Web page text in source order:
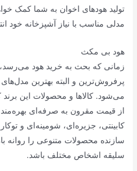
تولید هودهای اخوان به شما کمک
مدلی مناسب با نیاز آشپزخانه خود
هود بی مکث
زمانی که بحث به خرید هود
پرفروش‌ترین و البته بهترین
می‌شود. کالاها و محصولات این
از قیمت مقرون به صرفه‌ای بهره‌مند
کابینتی، جزیره‌ای، شومینه‌ای و
سازنده محصولات متنوعی را روانه
سلیقه اشخاص مختلف باشد.